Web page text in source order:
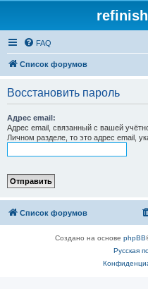
FAQ
Список форумов
Восстановить пароль
Адрес email:
Адрес email, связанный с вашей
Личном разделе, то это адрес email,
Список форумов
Создано на основе phpBB
Русская